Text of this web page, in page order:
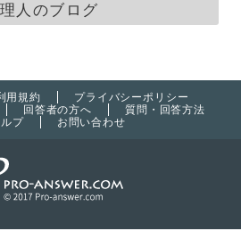
人のブログ
用規約
プライバシーポリシー
回答者の方へ
質問・回答方法
プ
お問い合わせ